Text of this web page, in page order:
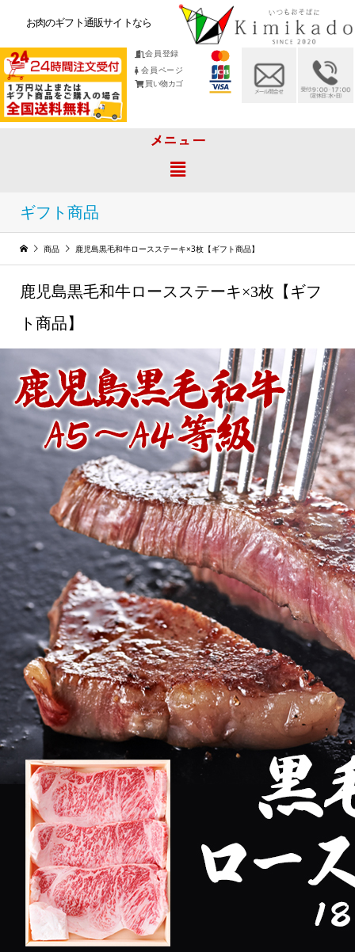
お肉のギフト通販サイトなら
会員登録
会員ページ
買い物カゴ
メニュー
ギフト商品
商品 鹿児島黒毛和牛ロースステーキ×3枚【ギフト商品】
鹿児島黒毛和牛ロースステーキ×3枚【ギフ
ト商品】